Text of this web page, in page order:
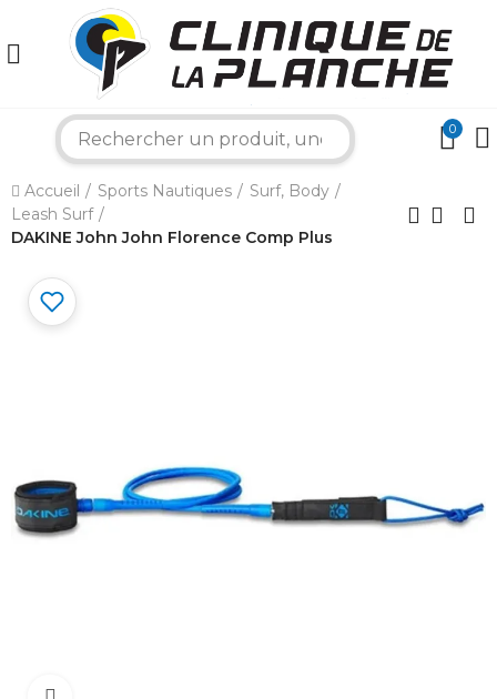
0
Accueil Sports Nautiques
Surf, Body
Leash Surf
DAKINE John John Florence Comp Plus
×
Bonjour ! Je suis votre expert nautique.
Comment puis-je vous aider aujourd'hui ?